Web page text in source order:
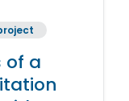
of a